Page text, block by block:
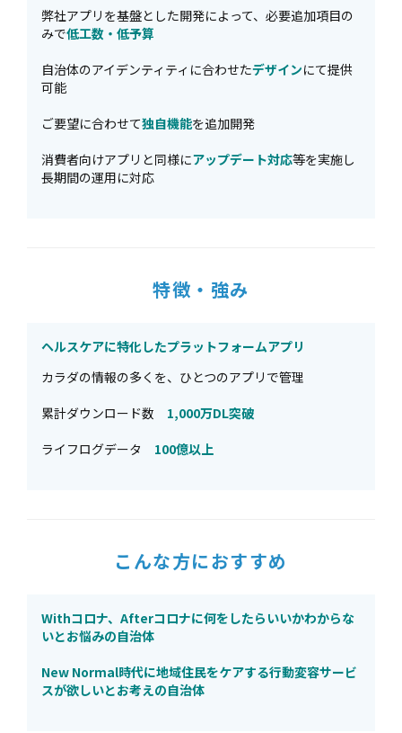
弊社アプリを基盤とした開発によって、必要追加項目の
みで低工数・低予算
自治体のアイデンティティに合わせたデザインにて提供
可能
ご要望に合わせて独自機能を追加開発
消費者向けアプリと同様にアップデート対応等を実施し
長期間の運用に対応
特徴・強み
ヘルスケアに特化したプラットフォームアプリ
カラダの情報の多くを、ひとつのアプリで管理
累計ダウンロード数 1,000万DL突破
ライフログデータ 100億以上
こんな方におすすめ
Withコロナ、Afterコロナに何をしたらいいかわからな
いとお悩みの自治体
New Normal時代に地域住民をケアする行動変容サービ
スが欲しいとお考えの自治体